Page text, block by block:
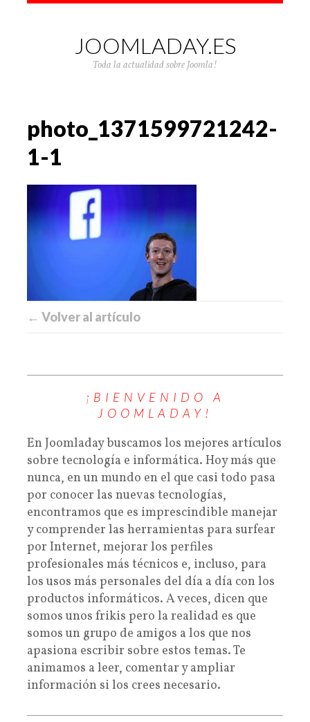
JOOMLADAY.ES
Toda la actualidad sobre Joomla!
photo_1371599721242-
1-1
← Volver al artículo
¡BIENVENIDO A
JOOMLADAY!
En Joomladay buscamos los mejores artículos
sobre tecnología e informática. Hoy más que
nunca, en un mundo en el que casi todo pasa
por conocer las nuevas tecnologías,
encontramos que es imprescindible manejar
y comprender las herramientas para surfear
por Internet, mejorar los perfiles
profesionales más técnicos e, incluso, para
los usos más personales del día a día con los
productos informáticos. A veces, dicen que
somos unos frikis pero la realidad es que
somos un grupo de amigos a los que nos
apasiona escribir sobre estos temas. Te
animamos a leer, comentar y ampliar
información si los crees necesario.